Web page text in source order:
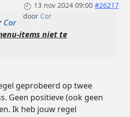
13 nov 2024 09:00 #26217
door Cor
Cor
items niet te
geprobeerd op twee
Geen positieve (ook geen
Ik heb jouw regel